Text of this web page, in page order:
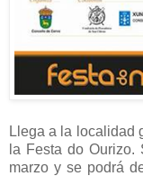
Llega a la localidad
la Festa do
marzo y se podrá